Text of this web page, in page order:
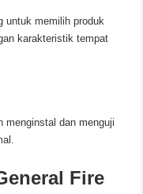
untuk memilih produk
karakteristik tempat
menginstal dan menguji
Fire